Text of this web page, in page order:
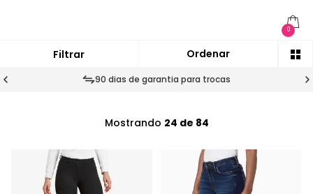
0
90 dias de garantia para trocas
Mostrando 24 de 84